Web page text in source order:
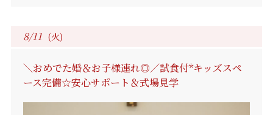
8/11 (火)
＼おめでた婚＆お子様連れ◎／試食付*キッズスペ
ース完備☆安心サポート＆式場見学